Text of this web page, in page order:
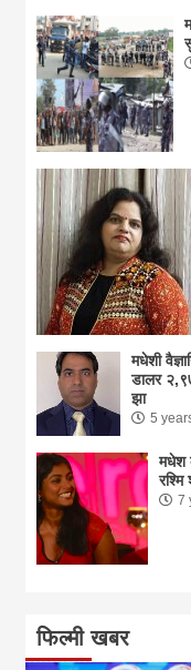
मधेशी
डालर
झा
5
मधेश
रश्मि
7
फिल्मी खबर